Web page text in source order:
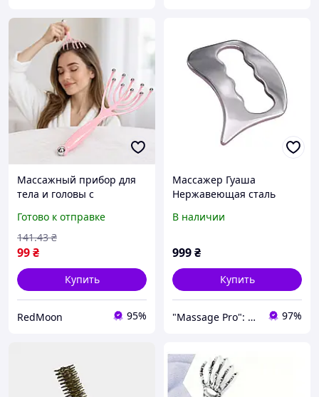
Массажный прибор для
тела и головы с
и 9 массажными
пальцами, розовый /
Массажер головы /
Релакс массажер
Готово к отправке
99₴
141.43 ₴
Купить
RedMoon 95%
Массажер Гуаша
Нержавеющая сталь
скребок для массажа
и тела
В наличии
999₴
Купить
"Massage Pro": Товары для массажа, красоты и здоровья! 97%